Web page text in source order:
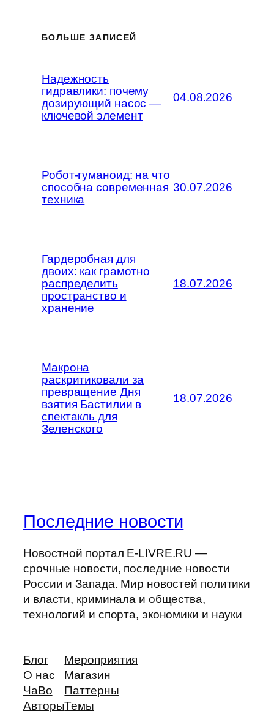
БОЛЬШЕ ЗАПИСЕЙ
Надежность
гидравлики: почему
дозирующий насос —
ключевой элемент
04.08.2026
Робот-гуманоид: на что
способна современная
техника
30.07.2026
Гардеробная для
двоих: как грамотно
распределить
пространство и
хранение
18.07.2026
Макрона
раскритиковали за
превращение Дня
взятия Бастилии в
спектакль для
Зеленского
18.07.2026
Последние новости
Новостной портал E-LIVRE.RU —
срочные новости, последние новости
России и Запада. Мир новостей политики
и власти, криминала и общества,
технологий и спорта, экономики и науки
Блог
О нас
ЧаВо
Авторы
Мероприятия
Магазин
Паттерны
Темы